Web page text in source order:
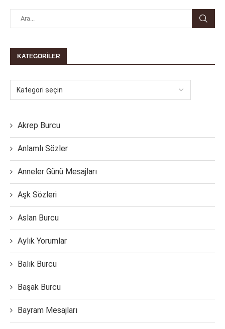
KATEGORILER
Akrep Burcu
Anlamlı Sözler
Anneler Günü Mesajları
Aşk Sözleri
Aslan Burcu
Aylık Yorumlar
Balık Burcu
Başak Burcu
Bayram Mesajları